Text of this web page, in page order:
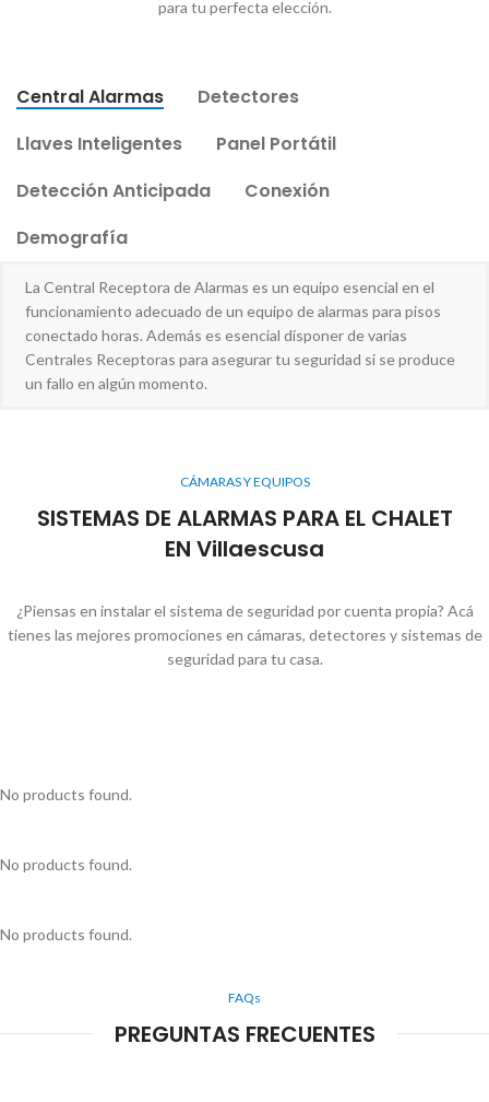
para tu perfecta elección.
Central Alarmas
Detectores
Llaves Inteligentes
Panel Portátil
Detección Anticipada
Conexión
Demografía
La Central Receptora de Alarmas es un equipo esencial en el
funcionamiento adecuado de un equipo de alarmas para pisos
conectado horas. Además es esencial disponer de varias
Centrales Receptoras para asegurar tu seguridad si se produce
un fallo en algún momento.
CÁMARAS Y EQUIPOS
SISTEMAS DE ALARMAS PARA EL CHALET
EN Villaescusa
¿Piensas en instalar el sistema de seguridad por cuenta propia? Acá
tienes las mejores promociones en cámaras, detectores y sistemas de
seguridad para tu casa.
No products found.
No products found.
No products found.
FAQs
PREGUNTAS FRECUENTES